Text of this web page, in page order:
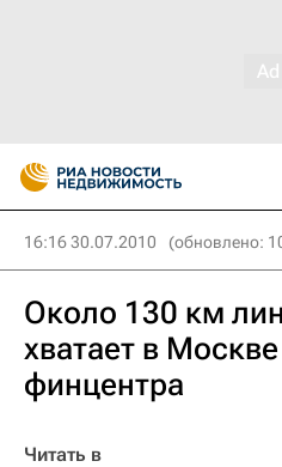
16:16 30.07.2010 (обновлено:
Около 130 км
хватает в
финцентра
Читать в